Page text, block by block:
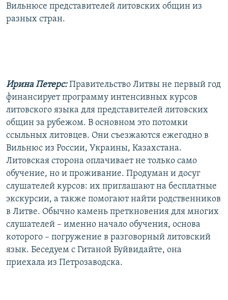
Вильнюсе представителей литовских общин из
разных стран.
Ирина Петерс:Правительство Литвы не первый год
финансирует программу интенсивных курсов
литовского языка для представителей литовских
общин за рубежом. В основном это потомки
ссыльных литовцев. Они съезжаются ежегодно в
Вильнюс из России, Украины, Казахстана.
Литовская сторона оплачивает не только само
обучение, но и проживание. Продуман и досуг
слушателей курсов: их приглашают на бесплатные
экскурсии, а также помогают найти родственников
в Литве. Обычно камень преткновения для многих
слушателей – именно начало обучения, основа
которого – погружение в разговорный литовский
язык. Беседуем с Гитаной Буйвидайте, она
приехала из Петрозаводска.